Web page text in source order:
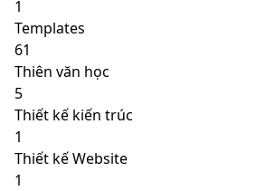
1
Templates
61
Thiên văn học
5
Thiết kế kiến trúc
1
Thiết kế Website
1